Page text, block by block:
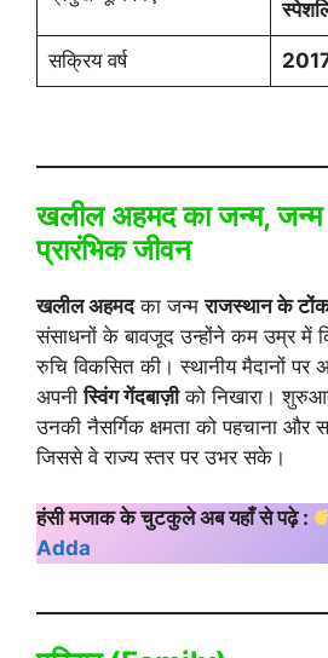
सक्रिय वर्ष
खलील अहमद का जन्म,
प्रारंभिक जीवन
खलील अहमदका जन्मराजस्थान के
संसाधनों के बावजूद उन्होंने कम उम्र में
रुचि विकसित की। स्थानीय मैदानों पर
अपनीस्विंग गेंदबाज़ीको निखारा।
उनकी नैसर्गिक क्षमता को पहचाना और
जिससे वे राज्य स्तर पर उभर सके।
हंसी मजाक के चुटकुले अब यहाँ से पढ़े :
Adda